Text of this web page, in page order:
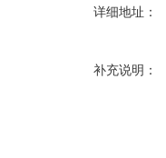
详细地址：
补充说明：